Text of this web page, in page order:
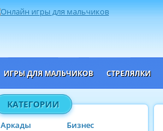
ИГРЫ ДЛЯ МАЛЬЧИКОВ СТРЕЛЯЛКИ
КАТЕГОРИИ
Аркады
Бизнес